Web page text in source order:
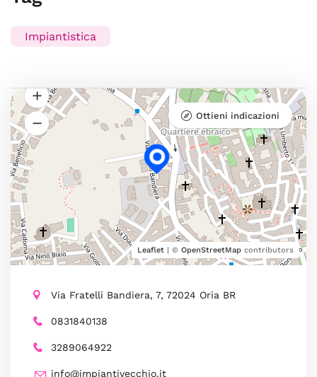
Impiantistica
Leaflet | © OpenStreetMap contributors
Ottieni indicazioni
Via Fratelli Bandiera, 7, 72024 Oria BR
0831840138
3289064922
info@impiantivecchio.it